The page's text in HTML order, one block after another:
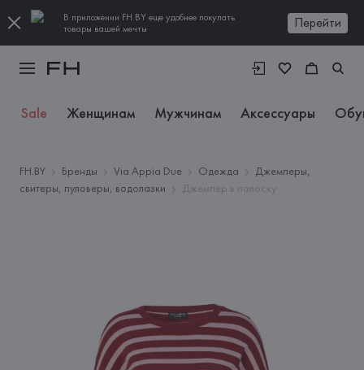
В приложении FH.BY еще удобнее покупать
товары вашей мечты
Перейти
Sale Женщинам Мужчинам Аксессуары
FH.BY Бренды Via Appia Due Одежда
Джемперы,
свитеры, пуловеры, водолазки
Джемпер в полоску